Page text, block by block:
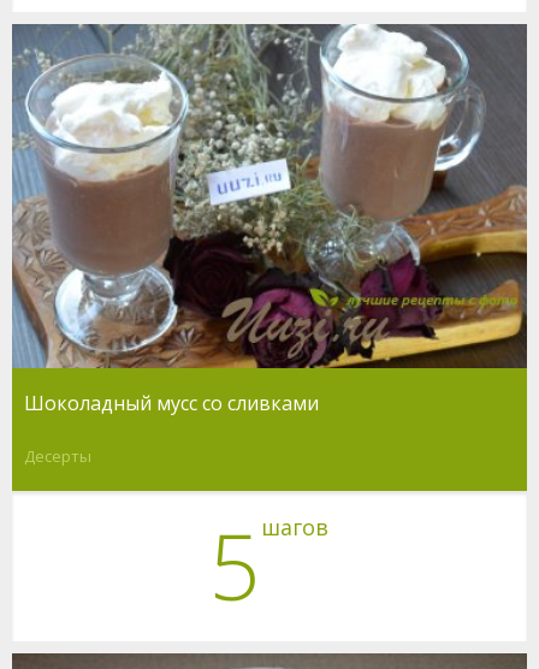
Шоколадный мусс со сливками
Десерты
5 шагов